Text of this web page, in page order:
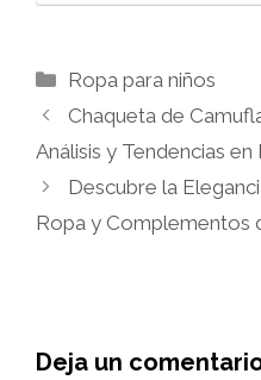
Categorías
Ropa para niños
Chaqueta de
Análisis y Tendencias
Descubre la
Ropa y Complementos
Deja un